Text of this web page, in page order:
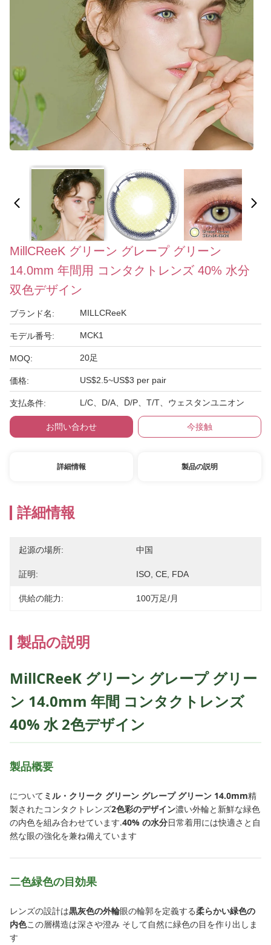
MillCReeK グリーン グレープ グリーン
14.0mm 年間用 コンタクトレンズ 40% 水分
双色デザイン
ブランド名: MILLCReeK
モデル番号: MCK1
MOQ: 20足
価格: US$2.5~US$3 per pair
支払条件: L/C、D/A、D/P、T/T、ウェスタンユニオン
お問い合わせ 今接触
詳細情報 製品の説明
詳細情報
起源の場所: 中国
証明: ISO, CE, FDA
供給の能力: 100万足/月
製品の説明
MillCReeK グリーン グレープ グリー
ン 14.0mm 年間 コンタクトレンズ
40% 水 2色デザイン
製品概要
について ミル・クリーク グリーン グレープ グリーン 14.0mm精
製されたコンタクトレンズ2色彩のデザイン濃い外輪と新鮮な緑色
の内色を組み合わせています.40% の水分日常着用には快適さと自
然な眼の強化を兼ね備えています
二色緑色の目効果
レンズの設計は黒灰色の外輪眼の輪郭を定義する柔らかい緑色の
内色この層構造は深さや澄み そして自然に緑色の目を作り出しま
す